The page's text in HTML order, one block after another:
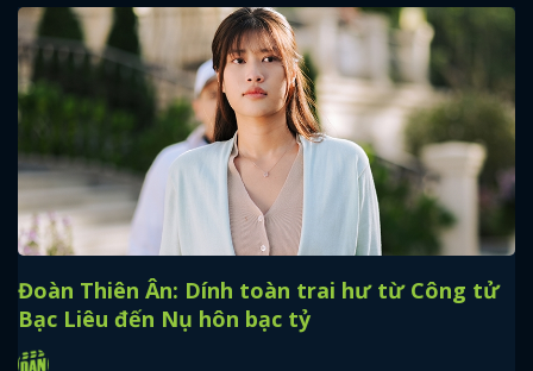
Đoàn Thiên Ân: Dính toàn trai hư từ Công tử
Bạc Liêu đến Nụ hôn bạc tỷ